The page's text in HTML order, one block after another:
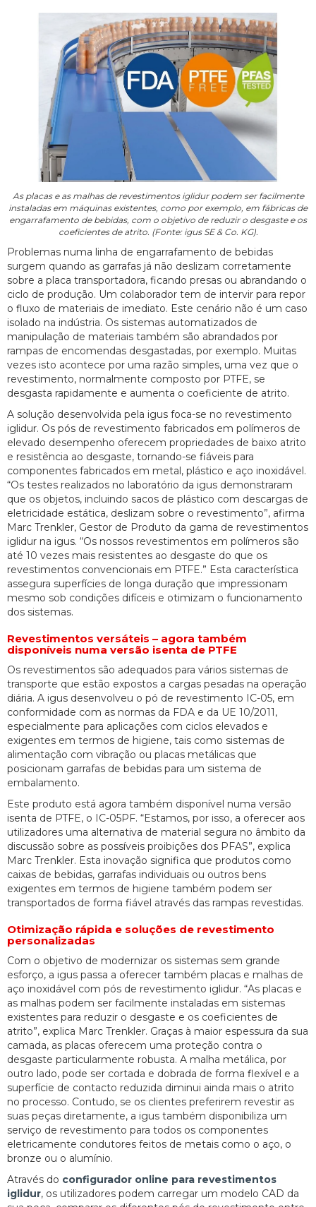
As placas e as malhas de revestimentos iglidur podem ser facilmente
instaladas em máquinas existentes, como por exemplo, em fábricas de
engarrafamento de bebidas, com o objetivo de reduzir o desgaste e os
coeficientes de atrito. (Fonte: igus SE & Co. KG).
Problemas numa linha de engarrafamento de bebidas
surgem quando as garrafas já não deslizam corretamente
sobre a placa transportadora, ficando presas ou abrandando o
ciclo de produção. Um colaborador tem de intervir para repor
o fluxo de materiais de imediato. Este cenário não é um caso
isolado na indústria. Os sistemas automatizados de
manipulação de materiais também são abrandados por
rampas de encomendas desgastadas, por exemplo. Muitas
vezes isto acontece por uma razão simples, uma vez que o
revestimento, normalmente composto por PTFE, se
desgasta rapidamente e aumenta o coeficiente de atrito.
A solução desenvolvida pela igus foca-se no revestimento
iglidur. Os pós de revestimento fabricados em polímeros de
elevado desempenho oferecem propriedades de baixo atrito
e resistência ao desgaste, tornando-se fiáveis para
componentes fabricados em metal, plástico e aço inoxidável.
“Os testes realizados no laboratório da igus demonstraram
que os objetos, incluindo sacos de plástico com descargas de
eletricidade estática, deslizam sobre o revestimento”, afirma
Marc Trenkler, Gestor de Produto da gama de revestimentos
iglidur na igus. “Os nossos revestimentos em polímeros são
até 10 vezes mais resistentes ao desgaste do que os
revestimentos convencionais em PTFE.” Esta característica
assegura superfícies de longa duração que impressionam
mesmo sob condições difíceis e otimizam o funcionamento
dos sistemas.
Revestimentos versáteis – agora também
disponíveis numa versão isenta de PTFE
Os revestimentos são adequados para vários sistemas de
transporte que estão expostos a cargas pesadas na operação
diária. A igus desenvolveu o pó de revestimento IC-05, em
conformidade com as normas da FDA e da UE 10/2011,
especialmente para aplicações com ciclos elevados e
exigentes em termos de higiene, tais como sistemas de
alimentação com vibração ou placas metálicas que
posicionam garrafas de bebidas para um sistema de
embalamento.
Este produto está agora também disponível numa versão
isenta de PTFE, o IC-05PF. “Estamos, por isso, a oferecer aos
utilizadores uma alternativa de material segura no âmbito da
discussão sobre as possíveis proibições dos PFAS”, explica
Marc Trenkler. Esta inovação significa que produtos como
caixas de bebidas, garrafas individuais ou outros bens
exigentes em termos de higiene também podem ser
transportados de forma fiável através das rampas revestidas.
Otimização rápida e soluções de revestimento
personalizadas
Com o objetivo de modernizar os sistemas sem grande
esforço, a igus passa a oferecer também placas e malhas de
aço inoxidável com pós de revestimento iglidur. “As placas e
as malhas podem ser facilmente instaladas em sistemas
existentes para reduzir o desgaste e os coeficientes de
atrito”, explica Marc Trenkler. Graças à maior espessura da sua
camada, as placas oferecem uma proteção contra o
desgaste particularmente robusta. A malha metálica, por
outro lado, pode ser cortada e dobrada de forma flexível e a
superfície de contacto reduzida diminui ainda mais o atrito
no processo. Contudo, se os clientes preferirem revestir as
suas peças diretamente, a igus também disponibiliza um
serviço de revestimento para todos os componentes
eletricamente condutores feitos de metais como o aço, o
bronze ou o alumínio.
Através do configurador online para revestimentos
iglidur, os utilizadores podem carregar um modelo CAD da